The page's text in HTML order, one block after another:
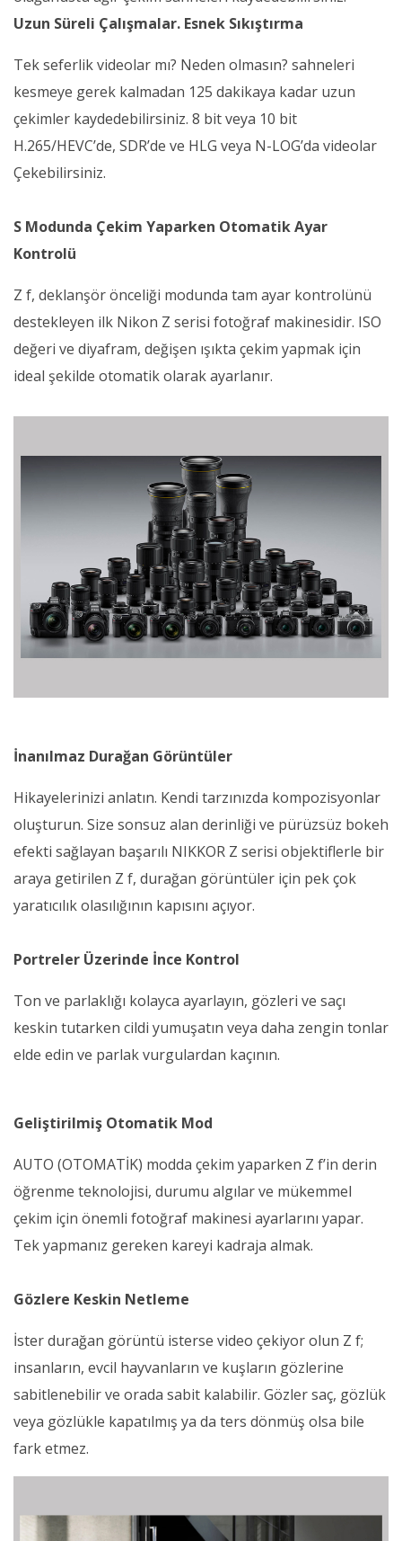
Uzun Süreli Çalışmalar. Esnek Sıkıştırma
Tek seferlik videolar mı? Neden olmasın? sahneleri
kesmeye gerek kalmadan 125 dakikaya kadar uzun
çekimler kaydedebilirsiniz. 8 bit veya 10 bit
H.265/HEVC’de, SDR’de ve HLG veya N-LOG’da videolar
Çekebilirsiniz.
S Modunda Çekim Yaparken Otomatik Ayar
Kontrolü
Z f, deklanşör önceliği modunda tam ayar kontrolünü
destekleyen ilk Nikon Z serisi fotoğraf makinesidir. ISO
değeri ve diyafram, değişen ışıkta çekim yapmak için
ideal şekilde otomatik olarak ayarlanır.
İnanılmaz Durağan Görüntüler
Hikayelerinizi anlatın. Kendi tarzınızda kompozisyonlar
oluşturun. Size sonsuz alan derinliği ve pürüzsüz bokeh
efekti sağlayan başarılı NIKKOR Z serisi objektiflerle bir
araya getirilen Z f, durağan görüntüler için pek çok
yaratıcılık olasılığının kapısını açıyor.
Portreler Üzerinde İnce Kontrol
Ton ve parlaklığı kolayca ayarlayın, gözleri ve saçı
keskin tutarken cildi yumuşatın veya daha zengin tonlar
elde edin ve parlak vurgulardan kaçının.
Geliştirilmiş Otomatik Mod
AUTO (OTOMATİK) modda çekim yaparken Z f’in derin
öğrenme teknolojisi, durumu algılar ve mükemmel
çekim için önemli fotoğraf makinesi ayarlarını yapar.
Tek yapmanız gereken kareyi kadraja almak.
Gözlere Keskin Netleme
İster durağan görüntü isterse video çekiyor olun Z f;
insanların, evcil hayvanların ve kuşların gözlerine
sabitlenebilir ve orada sabit kalabilir. Gözler saç, gözlük
veya gözlükle kapatılmış ya da ters dönmüş olsa bile
fark etmez.